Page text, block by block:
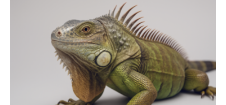
heutigen Donnerstag übergeben sie ihren Bericht zur
Aufbauphase an den Auftraggeber, das
Bundesministerium für Landwirtschaft, Ernährung und
Heimat. Braunschweig/Eberswalde (23. Oktober 2025).
Ein Netz aus 155 Messstationen spannt sich neuerdings
über Deutschlands Moorböden. Eingerichtet wurden sie
in den vergangenen fünf Jahren von
Wissenschaftlerinnen und Wissenschaftlern des
Thünen-Instituts für Agrarklimaschutz…